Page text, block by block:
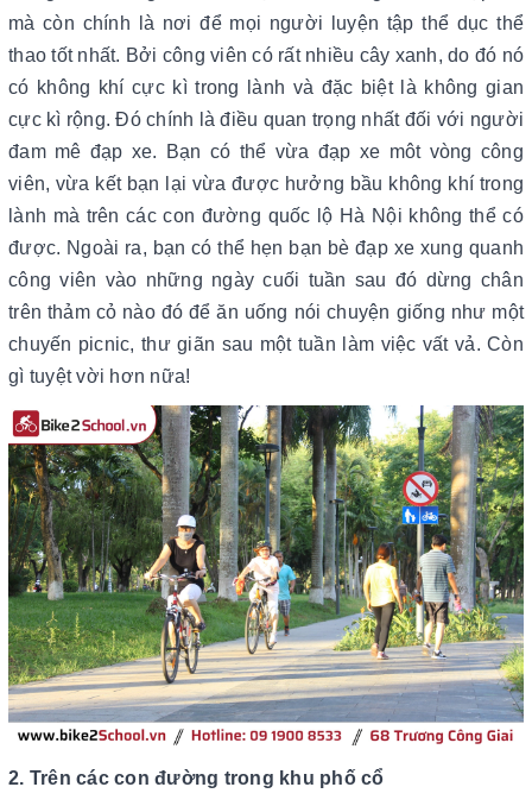
mà còn chính là nơi để mọi người luyện tập thể dục thể
thao tốt nhất. Bởi công viên có rất nhiều cây xanh, do đó nó
có không khí cực kì trong lành và đặc biệt là không gian
cực kì rộng. Đó chính là điều quan trọng nhất đối với người
đam mê đạp xe. Bạn có thể vừa đạp xe môt vòng công
viên, vừa kết bạn lại vừa được hưởng bầu không khí trong
lành mà trên các con đường quốc lộ Hà Nội không thể có
được. Ngoài ra, bạn có thể hẹn bạn bè đạp xe xung quanh
công viên vào những ngày cuối tuần sau đó dừng chân
trên thảm cỏ nào đó để ăn uống nói chuyện giống như một
chuyến picnic, thư giãn sau một tuần làm việc vất vả. Còn
gì tuyệt vời hơn nữa!
2. Trên các con đường trong khu phố cổ